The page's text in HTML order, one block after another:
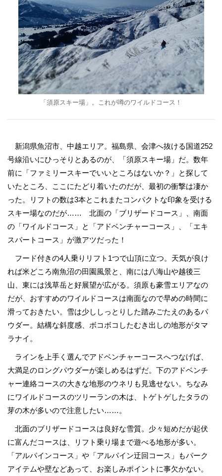
「須原スキー場」。これが噂のワイルドコース！
新潟県魚沼市、中越エリア。福島県、会津へ抜ける国道252
号線沿いにひっそりとあるのが、「須原スキー場」だ。数年
前に「ファミリースキーでいいところはないか？」と探して
いたところ、ここにたどり着いたのだが、最初の衝撃は凄か
った。リフトの数は3本とこれまたコンパクトな印象を受ける
スキー場なのだが…… 北面の「ブリザードコース」、南面
の「ワイルドコース」と「アドベンチャーコース」、「エキ
スパートコース」が激アツだった！
フード付きの4人乗りリフト1つで山頂に立つ。天気が良け
れば米どころ南魚沼の田園風景と、南には八海山や越後三
山、東には浅草岳と好展望が広がる。須原も豪雪エリアなの
だが、おすすめのワイルドコースは南面なので早めの時間に
滑っておきたい。雪は少ししっとりした踏みごたえのあるパ
ウダー。結構な斜度感、ボコボコしたむき出しの地形がタマ
ラナイ。
ラインを上手く選んでアドベンチャーコースへつなげば、
大満足のロングパウダーが楽しめるはずだ。下のアドベンチ
ャー連絡コースの大きな地形のウネリも見逃せない。ちなみ
にワイルドコースのツリーランの木は、トゲトゲしたタラの
芽の木が多いので注意したい……。
北面のブリザードコースは良好な雪質。少々短めだが起伏
に富んだコースは、リフト乗り場まで遊べる地形が多い。
「アルパインコース」や「アルパイン迂回コース」もパーク
アイテムや壁などあって、お楽しみポイントに事欠かない。